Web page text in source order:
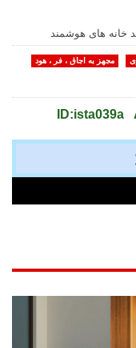
مجهز به اجاق ، فر ، هود
ID:ista039a